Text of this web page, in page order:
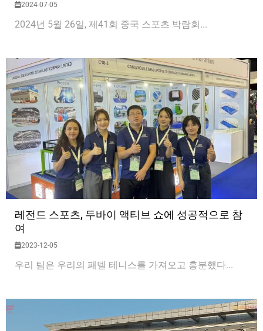
2024-07-05
2024년 5월 26일, 제41회 중국 스포츠 박람회...
레전드 스포츠, 두바이 액티브 쇼에 성공적으로 참
여
2023-12-05
우리 팀은 우리의 패델 테니스를 가져오고 흥분했다...